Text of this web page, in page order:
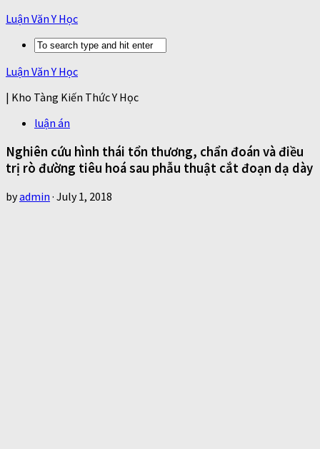
Luận Văn Y Học
Luận Văn Y Học
| Kho Tàng Kiến Thức Y Học
luận án
Nghiên cứu hình thái tổn thương, chẩn đoán và điều
trị rò đường tiêu hoá sau phẫu thuật cắt đoạn dạ dày
byadmin · July 1, 2018